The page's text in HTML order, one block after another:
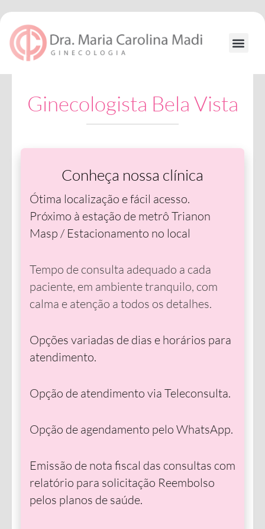
para
conteúdo
Ginecologista Bela Vista
Conheça nossa clínica
Ótima localização e fácil acesso.
Próximo à estação de metrô Trianon
Masp / Estacionamento no local
Tempo de consulta adequado a cada
paciente, em ambiente tranquilo, com
calma e atenção a todos os detalhes.
Opções variadas de dias e horários para
atendimento.
Opção de atendimento via Teleconsulta.
Opção de agendamento pelo WhatsApp.
Emissão de nota fiscal das consultas com
relatório para solicitação Reembolso
pelos planos de saúde.